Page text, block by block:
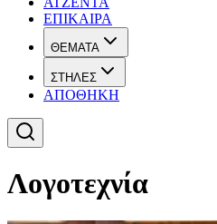
ΕΠΙΚΑΙΡΑ
ΘΕΜΑΤΑ
ΣΤΗΛΕΣ
ΑΠΟΘΗΚΗ
Λογοτεχνία